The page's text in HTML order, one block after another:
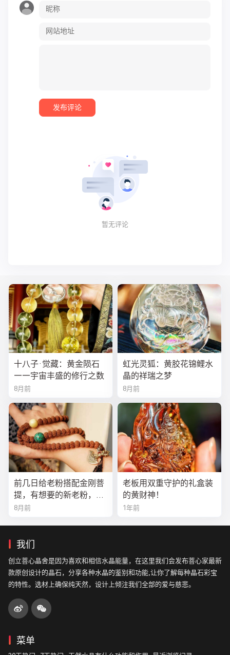
暂无评论
十八子·觉藏：黄金陨石
——宇宙丰盛的修行之数
8月前
虹光灵狐：黄胶花锦鲤水
晶的祥瑞之梦
8月前
前几日给老粉搭配金刚菩
提，有想要的新老粉，都
可以来排队
8月前
老板用双重守护的礼盒装
的黄财神！
1年前
我们
创立菩心晶舍是因为喜欢和相信水晶能量，在这里我们会发布菩心家最新
款原创设计的晶石，分享各种水晶的鉴别和功能,让你了解每种晶石彩宝
的特性。选材上确保纯天然，设计上倾注我们全部的爱与慈悲。
菜单